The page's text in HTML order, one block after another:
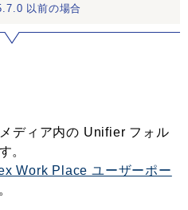
以前の場合
ディア内の Unifier フォル
。
Work Place ユーザーポー